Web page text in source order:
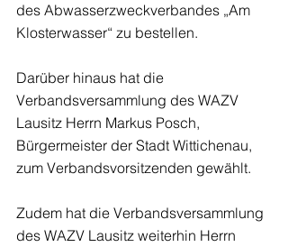
des Abwasserzweckverbandes „Am
Klosterwasser“ zu bestellen.
Darüber hinaus hat die
Verbandsversammlung des WAZV
Lausitz Herrn Markus Posch,
Bürgermeister der Stadt Wittichenau,
zum Verbandsvorsitzenden gewählt.
Zudem hat die Verbandsversammlung
des WAZV Lausitz weiterhin Herrn